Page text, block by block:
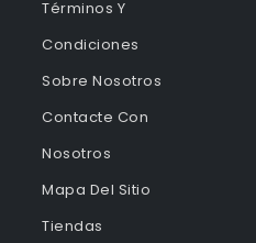
Términos Y
Condiciones
Sobre Nosotros
Contacte Con
Nosotros
Mapa Del Sitio
Tiendas